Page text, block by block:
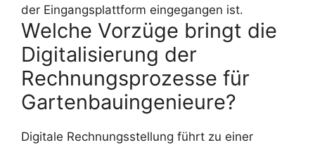
der Eingangsplattform eingegangen ist.
Welche Vorzüge bringt die
Digitalisierung der
Rechnungsprozesse für
Gartenbauingenieure?
Digitale Rechnungsstellung führt zu einer